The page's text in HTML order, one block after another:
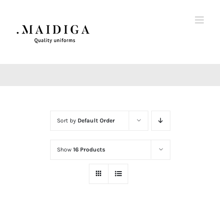
content
Sort by Default Order
Show 16 Products